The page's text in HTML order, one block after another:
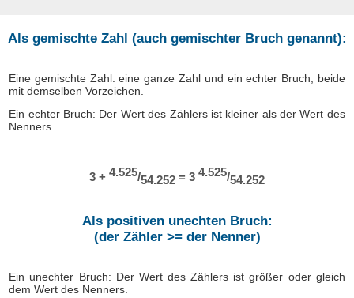
Als gemischte Zahl (auch gemischter Bruch genannt):
Eine gemischte Zahl: eine ganze Zahl und ein echter Bruch, beide
mit demselben Vorzeichen.
Ein echter Bruch: Der Wert des Zählers ist kleiner als der Wert des
Nenners.
3 + 4.525/54.252 = 3 4.525/54.252
Als positiven unechten Bruch:
(der Zähler >= der Nenner)
Ein unechter Bruch: Der Wert des Zählers ist größer oder gleich
dem Wert des Nenners.